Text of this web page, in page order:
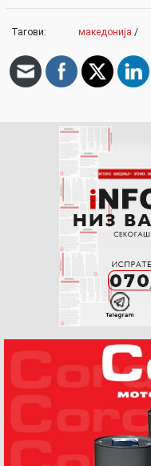
Тагови: македонија /